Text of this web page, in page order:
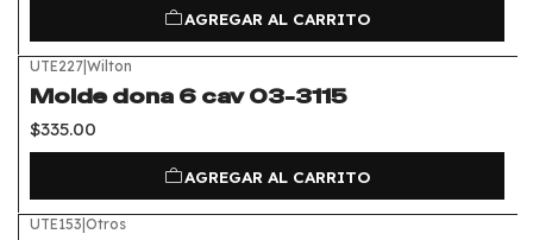
AGREGAR AL CARRITO
UTE227|Wilton
Molde dona 6 cav 03-3115
$335.00
AGREGAR AL CARRITO
UTE153|Otros